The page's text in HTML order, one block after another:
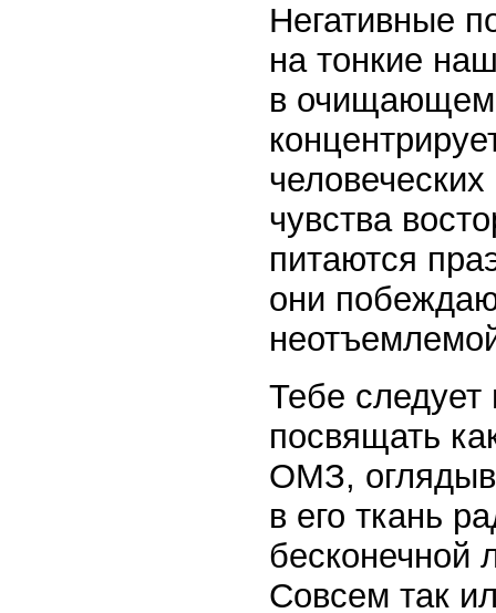
Негативные
на тонкие
в
чувства
питаются
они
Тебе следует
посвящать
ОМЗ,
в его ткань
бесконечной
Совсем так